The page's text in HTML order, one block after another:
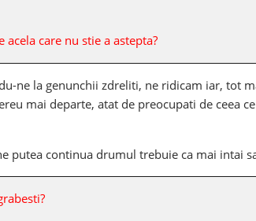
care nu stie a astepta?
ne la genunchii zdreliti, ne ridicam iar, tot
mai departe, atat de preocupati de ceea
putea continua drumul trebuie ca mai intai